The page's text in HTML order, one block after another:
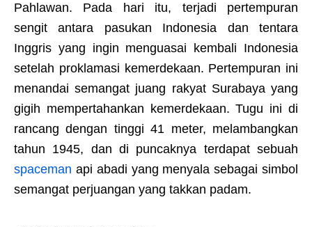
Pahlawan. Pada hari itu, terjadi pertempuran
sengit antara pasukan Indonesia dan tentara
Inggris yang ingin menguasai kembali Indonesia
setelah proklamasi kemerdekaan. Pertempuran ini
menandai semangat juang rakyat Surabaya yang
gigih mempertahankan kemerdekaan. Tugu ini di
rancang dengan tinggi 41 meter, melambangkan
tahun 1945, dan di puncaknya terdapat sebuah
spaceman api abadi yang menyala sebagai simbol
semangat perjuangan yang takkan padam.